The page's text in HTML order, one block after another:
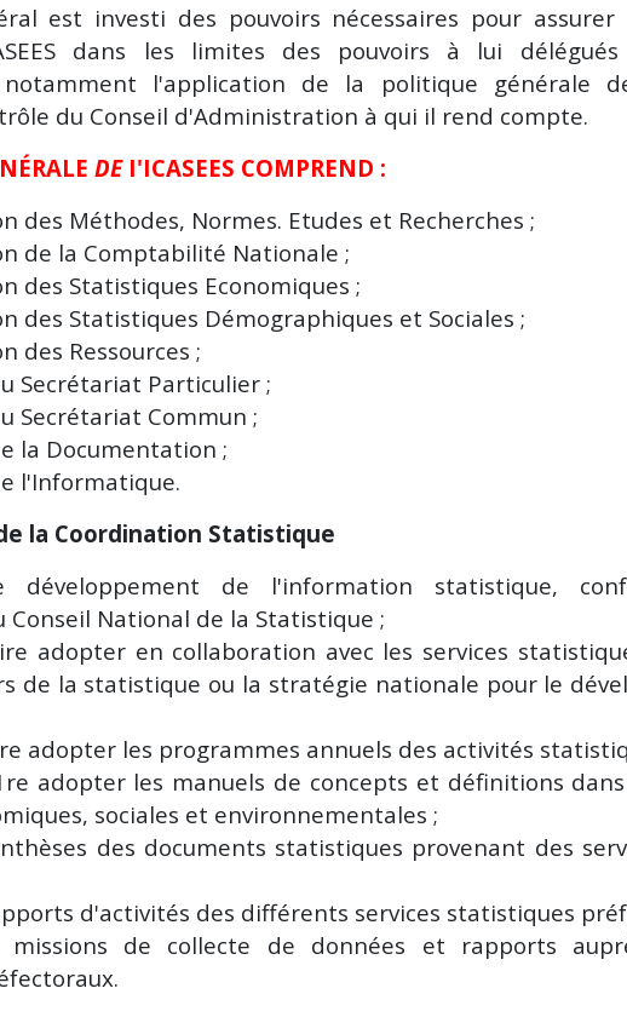
est investi des pouvoirs nécessaires pour
dans les limites des pouvoirs à lui
notamment l'application de la politique générale
du Conseil d'Administration à qui il rend compte.
DE I'ICASEES COMPREND :
des Méthodes, Normes. Etudes et Recherches ;
de la Comptabilité Nationale ;
des Statistiques Economiques ;
des Statistiques Démographiques et Sociales ;
des Ressources ;
Secrétariat Particulier ;
Secrétariat Commun ;
la Documentation ;
l'Informatique.
la Coordination Statistique
développement de l'information statistique,
National de la Statistique ;
adopter en collaboration avec les services
de la statistique ou la stratégie nationale pour le
adopter les programmes annuels des activités
adopter les manuels de concepts et définitions
sociales et environnementales ;
des documents statistiques provenant des
d'activités des différents services statistiques
missions de collecte de données et rapports